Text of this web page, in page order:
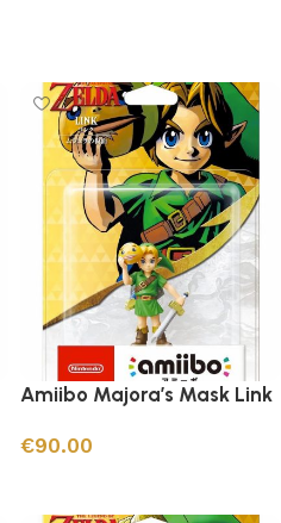
Amiibo Majora’s Mask Link
€90.00